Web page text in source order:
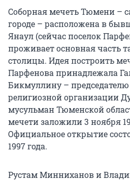
Соборная мечеть Тюмени –
городе – расположена в
Янаул (сейчас поселок
проживает основная часть
столицы. Идея построить
Парфенова принадлежала
Бикмуллину –
религиозной организации
мусульман Тюменской
мечети заложили 3 ноября
Официальное открытие
1997 года.
Рустам Минниханов и